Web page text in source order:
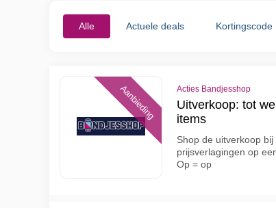
Alle Actuele deals Kortingscode
Aanbieding Acties Bandjesshop
Uitverkoop: tot
items
Shop de uitverkoop
prijsverlagingen op
Op = op